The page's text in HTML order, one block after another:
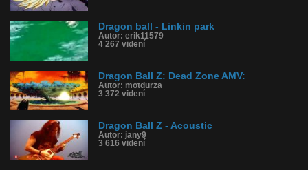
Dragon ball - Linkin park
Autor: erik11579
4 267 videní
Dragon Ball Z: Dead Zone AMV:
Autor: motdurza
3 372 videní
Dragon Ball Z - Acoustic
Autor: jany9
3 616 videní